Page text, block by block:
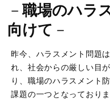
－職場のハラ
向けて －
昨今、ハラスメント問題
れ、社会からの厳しい目
り、職場のハラスメント
課題の一つとなっておりま